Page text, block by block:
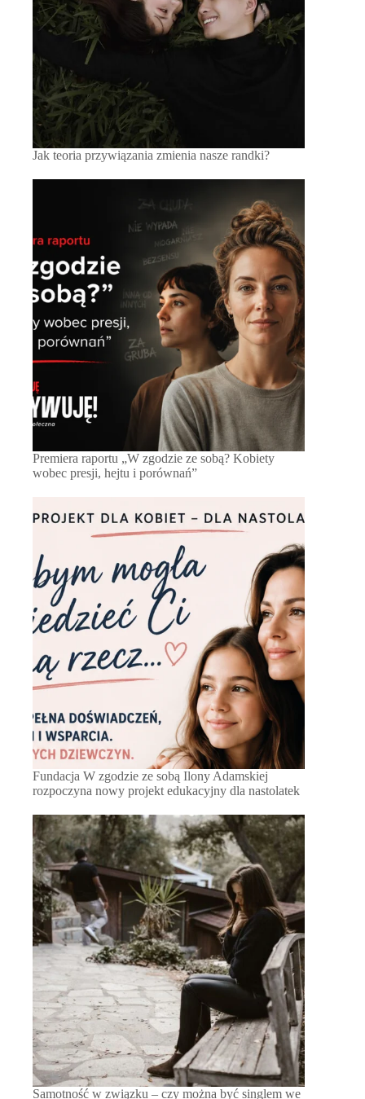
Jak teoria przywiązania zmienia nasze randki?
Premiera raportu „W zgodzie ze sobą? Kobiety
wobec presji, hejtu i porównań”
Fundacja W zgodzie ze sobą Ilony Adamskiej
rozpoczyna nowy projekt edukacyjny dla nastolatek
Samotność w związku – czy można być singlem we